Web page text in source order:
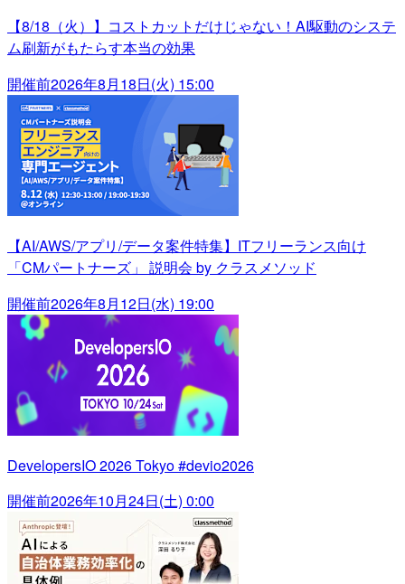
【8/18（火）】コストカットだけじゃない！AI駆動のシステ
ム刷新がもたらす本当の効果
開催前2026年8月18日(火) 15:00
【AI/AWS/アプリ/データ案件特集】ITフリーランス向け
「CMパートナーズ」 説明会 by クラスメソッド
開催前2026年8月12日(水) 19:00
DevelopersIO 2026 Tokyo #devio2026
開催前2026年10月24日(土) 0:00